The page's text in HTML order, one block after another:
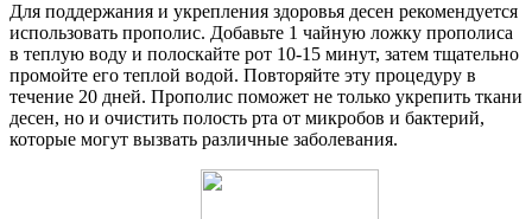
Для поддержания и укрепления здоровья десен рекомендуется
использовать прополис. Добавьте 1 чайную ложку прополиса
в теплую воду и полоскайте рот 10-15 минут, затем тщательно
промойте его теплой водой. Повторяйте эту процедуру в
течение 20 дней. Прополис поможет не только укрепить ткани
десен, но и очистить полость рта от микробов и бактерий,
которые могут вызвать различные заболевания.